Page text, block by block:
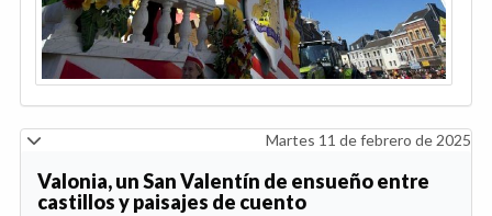
Martes 11 de febrero de 2025
Valonia, un San Valentín de ensueño entre
castillos y paisajes de cuento